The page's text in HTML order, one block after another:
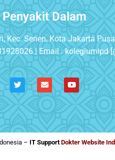
Dalam
Kec. Senen, Kota Jakarta
| Email : kolegiumipd
– IT Support Dokter Website